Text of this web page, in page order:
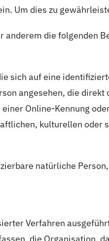
Um dies zu
anderem die folgenden
sich auf eine
angesehen, die
Online-Kennung
kulturellen
natürliche
Verfahren